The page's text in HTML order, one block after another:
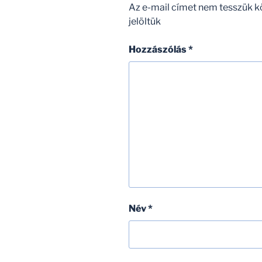
Az e-mail címet nem tesszük
jelöltük
Hozzászólás*
Név*